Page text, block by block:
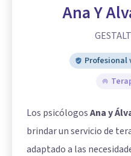
Ana Y
Profesional
Los psicólogosAna y
brindar un servicio de
adaptado a las